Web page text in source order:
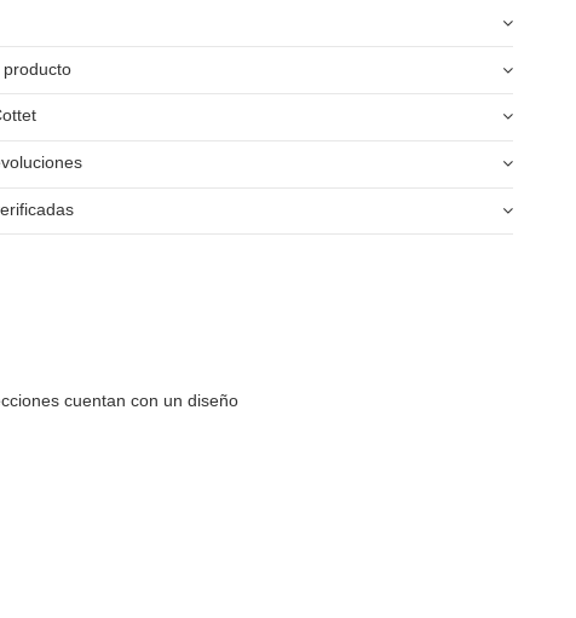
producto
cuentan con un diseño